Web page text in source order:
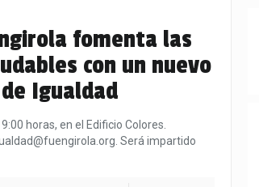
fomenta las
con un nuevo
Igualdad
horas, en el Edificio Colores.
Será impartido